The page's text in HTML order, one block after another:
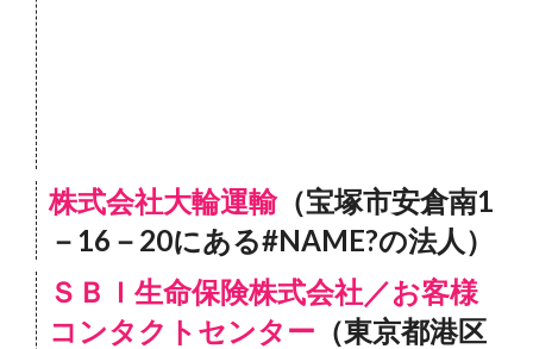
株式会社大輪運輸（宝塚市安倉南1
－16－20にある#NAME?の法人）
ＳＢＩ生命保険株式会社／お客様
コンタクトセンター （東京都港区